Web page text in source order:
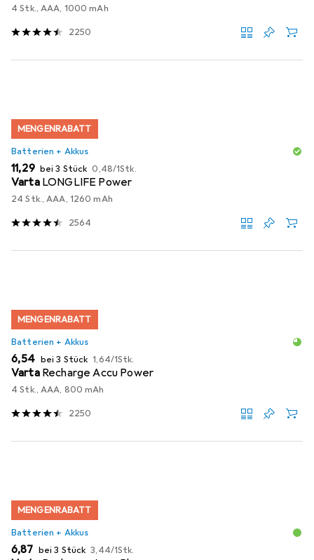
4 Stk., AAA, 1000 mAh
2250
MENGENRABATT
Batterien + Akkus
EUR
11,29 bei 3 Stück EUR
0,48/1Stk.
Varta LONGLIFE Power
24 Stk., AAA, 1260 mAh
2564
MENGENRABATT
Batterien + Akkus
EUR
6,54 bei 3 Stück EUR
1,64/1Stk.
Varta Recharge Accu Power
4 Stk., AAA, 800 mAh
2250
MENGENRABATT
Batterien + Akkus
EUR
6,87 bei 3 Stück EUR
3,44/1Stk.